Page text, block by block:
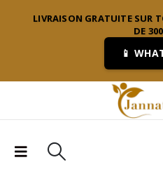
LIVRAISON GRATUITE SUR
DE
📱